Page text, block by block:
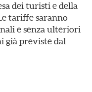
dei turisti e della
tariffe saranno
e senza ulteriori
già previste dal